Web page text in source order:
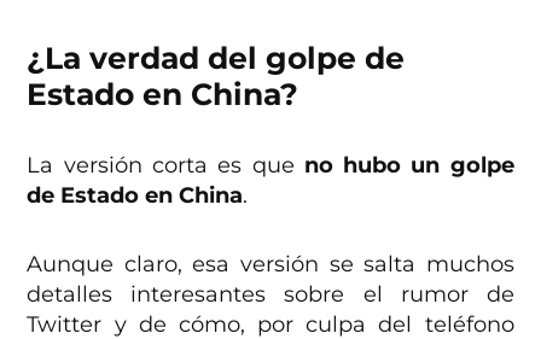
¿La verdad del golpe de
Estado en China?
La versión corta es que no hubo un golpe
de Estado en China.
Aunque claro, esa versión se salta muchos
detalles interesantes sobre el rumor de
Twitter y de cómo, por culpa del teléfono